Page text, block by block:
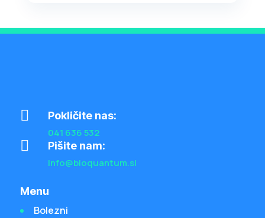

Pokličite nas:
041 636 532

Pišite nam:
info@bioquantum.si
Menu
Bolezni